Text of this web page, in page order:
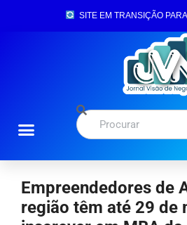
SITE EM TRANSIÇÃO
Empreendedores de
região têm até 29 de